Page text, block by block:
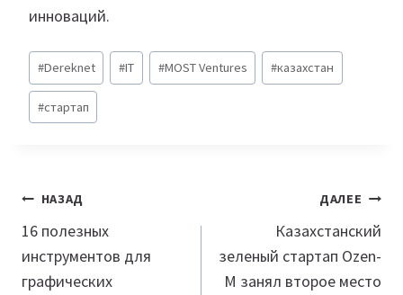
инноваций.
Метки
записи:
#Dereknet #IT #MOST Ventures #казахстан
#стартап
Навигация
по
записям
НАЗАД
16 полезных
инструментов для
графических
ДАЛЕЕ
Казахстанский
зеленый стартап Ozen-
M занял второе место